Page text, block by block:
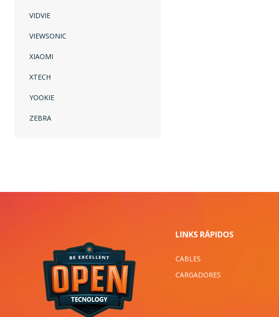
VIDVIE
VIEWSONIC
XIAOMI
XTECH
YOOKIE
ZEBRA
LINKS RÁPIDOS
CABLES
CARGADORES